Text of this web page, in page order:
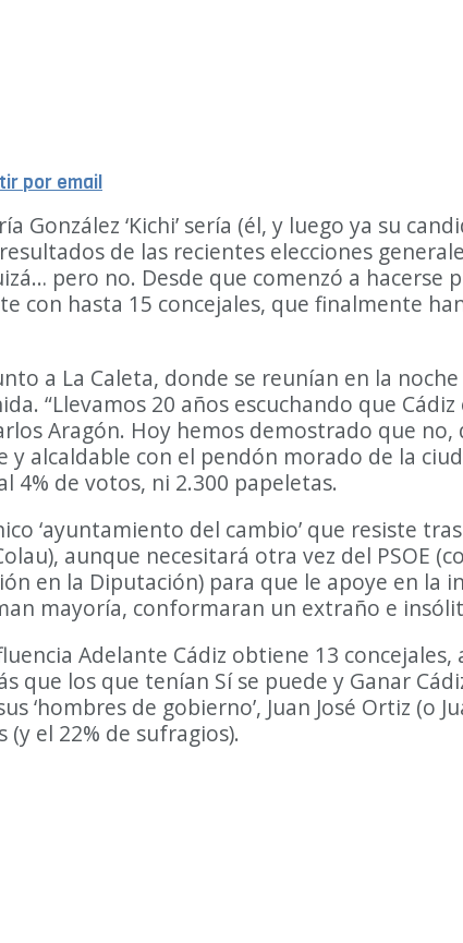
por email
González ‘Kichi’ sería (él, y luego ya su
de las recientes elecciones
pero no. Desde que comenzó a hacerse
con hasta 15 concejales, que finalmente
a La Caleta, donde se reunían en la
“Llevamos 20 años escuchando que
Aragón. Hoy hemos demostrado que no,
alcaldable con el pendón morado de la
4% de votos, ni 2.300 papeletas.
‘ayuntamiento del cambio’ que resiste
aunque necesitará otra vez del PSOE
en la Diputación) para que le apoye en
mayoría, conformaran un extraño e
Adelante Cádiz obtiene 13
que los que tenían Sí se puede y Ganar
‘hombres de gobierno’, Juan José Ortiz (o
el 22% de sufragios).